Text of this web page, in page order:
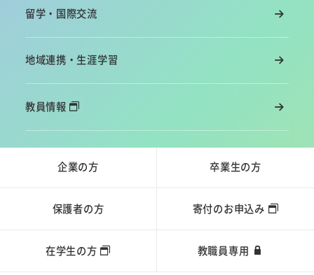
留学・国際交流
地域連携・生涯学習
教員情報
企業の方 卒業生の方
保護者の方 寄付のお申込み
在学生の方 教職員専用